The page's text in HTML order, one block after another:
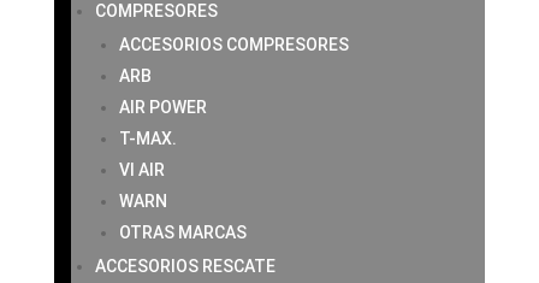
COMPRESORES
ACCESORIOS COMPRESORES
ARB
AIR POWER
T-MAX.
VI AIR
WARN
OTRAS MARCAS
ACCESORIOS RESCATE